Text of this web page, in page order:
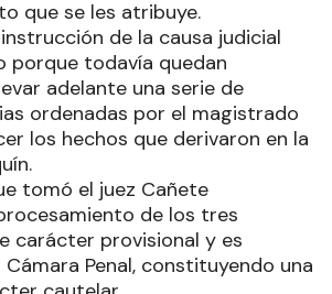
que se les atribuye.
de la causa judicial
porque todavía quedan
adelante una serie de
ordenadas por el magistrado
los hechos que derivaron en la
tomó el juez Cañete
de los tres
carácter provisional y es
Penal, constituyendo una